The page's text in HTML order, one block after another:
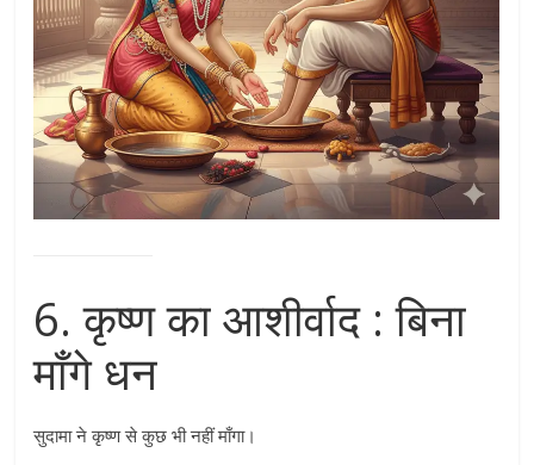
6. कृष्ण का आशीर्वाद : बिना
माँगे धन
सुदामा ने कृष्ण से कुछ भी नहीं माँगा।